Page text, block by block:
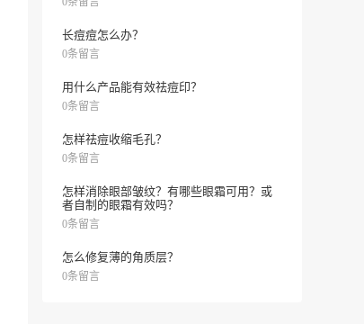
长痘痘怎么办？
0条留言
用什么产品能有效祛痘印？
0条留言
怎样祛痘收缩毛孔？
0条留言
怎样消除眼部皱纹？有哪些眼霜可用？或
者自制的眼霜有效吗？
0条留言
怎么修复薄的角质层？
0条留言